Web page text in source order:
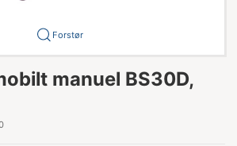
Forstør
manuel BS30D,